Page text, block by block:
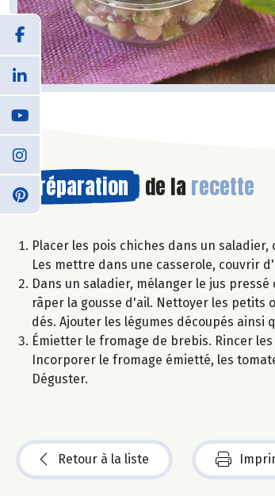
Préparation de la recette
Placer les pois chiches dans un
Les mettre dans une casserole, couvrir
Dans un saladier, mélanger le jus
râper la gousse d'ail. Nettoyer les petits
dés. Ajouter les légumes découpés ainsi
Émietter le fromage de brebis. Rincer
Incorporer le fromage émietté, les
Déguster.
Retour à la liste